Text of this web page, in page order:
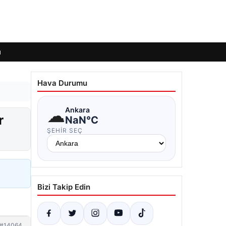
Hava Durumu
☁Ankara
NaN°C
ŞEHIR SEÇ
Bizi Takip Edin